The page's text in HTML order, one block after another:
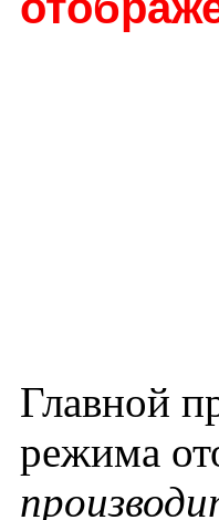
Главной
режима